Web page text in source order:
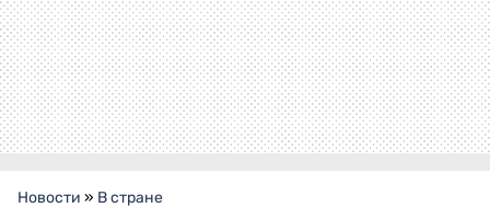
Новости » В стране